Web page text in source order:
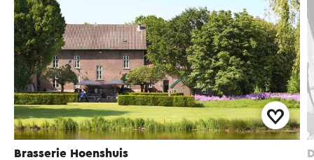
Brasserie Hoenshuis